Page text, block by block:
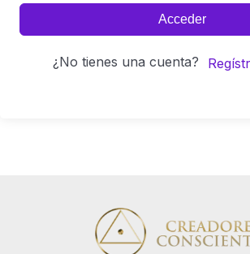
Acceder
¿No tienes una cuenta?